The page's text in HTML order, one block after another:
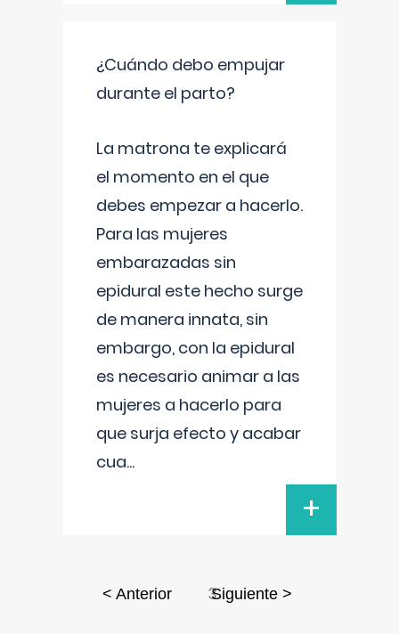
¿Cuándo debo empujar
durante el parto?
La matrona te explicará
el momento en el que
debes empezar a hacerlo.
Para las mujeres
embarazadas sin
epidural este hecho surge
de manera innata, sin
embargo, con la epidural
es necesario animar a las
mujeres a hacerlo para
que surja efecto y acabar
cua...
+
< Anterior 3Siguiente >